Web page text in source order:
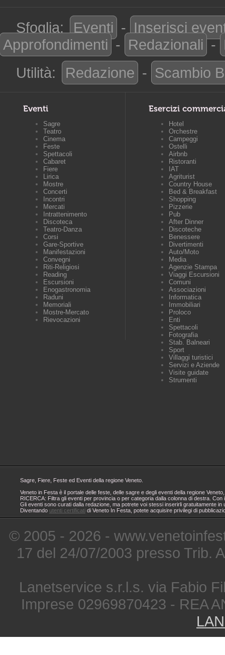
Sfoglia: Eventi - Inserisci
Approfondimenti - Redazionali -
Utilità:
Redazione - Scambio
Eventi
Sagre
Teatro
Cinema
Feste
Spettacoli
Cabaret
Fiere
Lirica
Mostre
Concerti
Incontri
Mercati
Intrattenimento
Discoteca
Teatro-Danza
Corsi
Gare-Sportive
Manifestazioni
Convegni
Riti-Religiosi
Reading
Escursioni
Enogastronomia
Raduni
Memoriali
Mostre-Mercato
Rievocazioni
Esercizi
Hotel
Orchestre
Campeggi
Ostelli
Airbnb
Ristoranti
IAT
Agriturist
Country House
Bed & Breakfast
Shopping
Pizzerie
Pub
After Dinner
Discoteche
Benessere
Divertimenti
Auto/Moto
Media
Agenzie Stampa
Viaggi Escursioni
Comuni
Associazioni
Informatica
Immobiliari
Proloco
Enti
Spettacoli
Fotografia
Stab. Balneari
Sport
Villaggi turistici
Servizi e Aziende
Visite guidate
Strumenti
Sagre, Fiere, Feste ed Eventi della regione Veneto.
Veneto in Festa è il portale delle feste, delle sagre e degli eventi della regione
RICERCA: Filtra gli eventi per provincia o per categoria dalla colonna di destra.
Gli eventi sono curati dalla redazione, ma potrete voi stessi inserirli gratuitamente
Diventando utenti certificati di Veneto In Festa, potete acquisire privilegi di
© 2005 - 2026 -
17 del 24/07/2003 presso Trib.
Lanetservice s.r.l.s. via Fabio
Imprese 02969870423 - REA